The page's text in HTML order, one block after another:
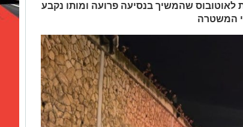
נלכד מתחת לאוטובוס שהמשיך בנסיעה פרועה ומותו נקבע
המשטרה